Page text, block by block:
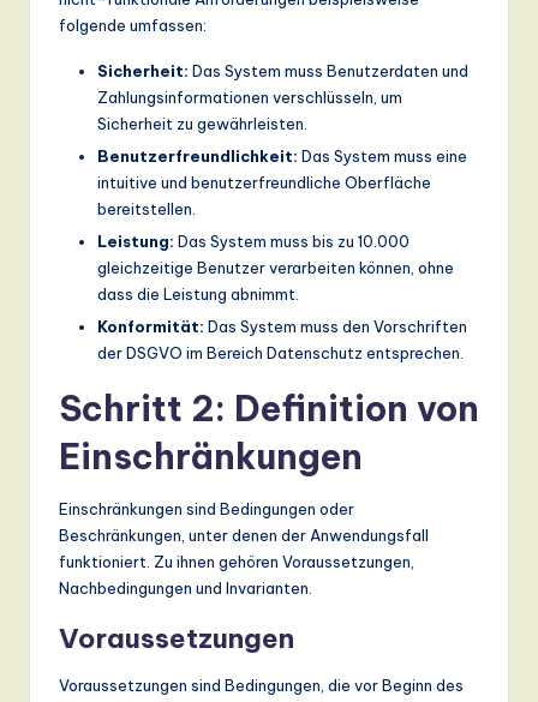
folgende umfassen:
Sicherheit: Das System muss Benutzerdaten und
Zahlungsinformationen verschlüsseln, um
Sicherheit zu gewährleisten.
Benutzerfreundlichkeit: Das System muss eine
intuitive und benutzerfreundliche Oberfläche
bereitstellen.
Leistung: Das System muss bis zu 10.000
gleichzeitige Benutzer verarbeiten können, ohne
dass die Leistung abnimmt.
Konformität: Das System muss den Vorschriften
der DSGVO im Bereich Datenschutz entsprechen.
Schritt 2: Definition von
Einschränkungen
Einschränkungen sind Bedingungen oder
Beschränkungen, unter denen der Anwendungsfall
funktioniert. Zu ihnen gehören Voraussetzungen,
Nachbedingungen und Invarianten.
Voraussetzungen
Voraussetzungen sind Bedingungen, die vor Beginn des